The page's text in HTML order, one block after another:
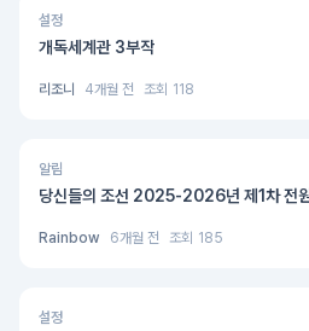
설정
개독세계관 3부작
리조니 4개월 전 조회 118
알림
당신들의 조선 2025-2026년 제1차 전
Rainbow 6개월 전 조회 185
설정